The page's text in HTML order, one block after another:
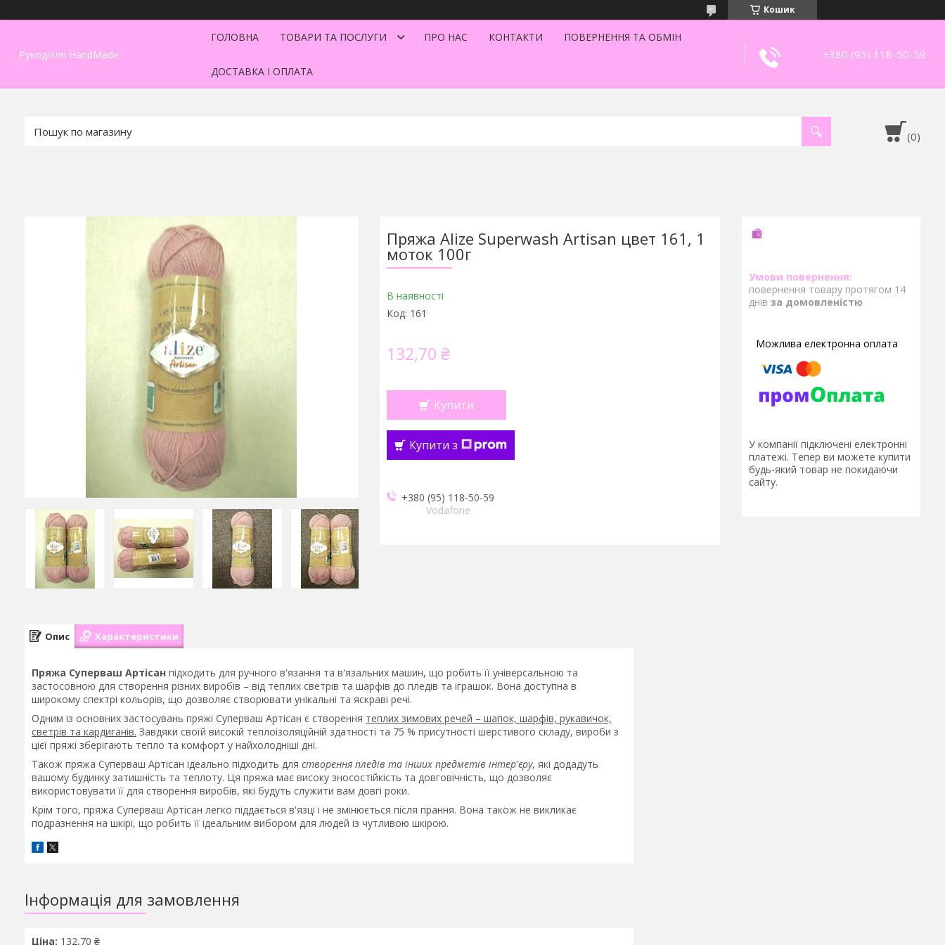
Кошик
Рукоділля HandMade
ГОЛОВНА ТОВАРИ ТА ПОСЛУГИ ПРО НАС КОНТАКТИ ПОВЕРНЕННЯ ТА ОБМІН
ДОСТАВКА І ОПЛАТА
+380 (95) 118-50-59
Пряжа Alize Superwash Artisan цвет 161, 1
моток 100г
В наявності
Код: 161
132,70 ₴
Купити
Купити з
+380 (95) 118-50-59
Vodafone
повернення товару протягом 14
днів за домовленістю
У компанії підключені електронні
платежі. Тепер ви можете купити
будь-який товар не покидаючи
сайту.
Опис Характеристики
Пряжа Суперваш Артісан підходить для ручного в'язання та в'язальних машин, що робить її універсальною та
застосовною для створення різних виробів – від теплих светрів та шарфів до пледів та іграшок. Вона доступна в
широкому спектрі кольорів, що дозволяє створювати унікальні та яскраві речі.
Одним із основних застосувань пряжі Суперваш Артісан є створення теплих зимових речей – шапок, шарфів, рукавичок,
светрів та кардиганів. Завдяки своїй високій теплоізоляційній здатності та 75 % присутності шерстивого складу, вироби з
цієї пряжі зберігають тепло та комфорт у найхолодніші дні.
Також пряжа Суперваш Артісан ідеально підходить для створення пледів та інших предметів інтер'єру, які додадуть
вашому будинку затишність та теплоту. Ця пряжа має високу зносостійкість та довговічність, що дозволяє
використовувати її для створення виробів, які будуть служити вам довгі роки.
Крім того, пряжа Суперваш Артісан легко піддається в'язці і не змінюється після прання. Вона також не викликає
подразнення на шкірі, що робить її ідеальним вибором для людей із чутливою шкірою.
Інформація для замовлення
Ціна: 132,70 ₴